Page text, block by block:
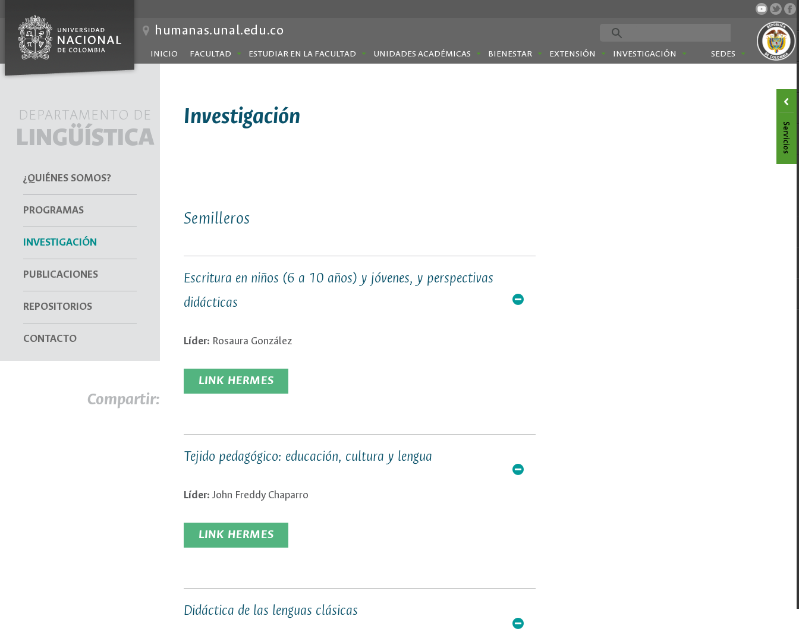
humanas.unal.edu.co
INICIO FACULTAD ESTUDIAR EN LA FACULTAD UNIDADES ACADÉMICAS BIENESTAR EXTENSIÓN INVESTIGACIÓN SEDES
DEPARTAMENTO DE
LINGÜÍSTICA
¿QUIÉNES SOMOS?
PROGRAMAS
INVESTIGACIÓN
PUBLICACIONES
REPOSITORIOS
CONTACTO
Compartir:
Investigación
Semilleros
Escritura en niños (6 a 10 años) y jóvenes, y perspectivas
didácticas
Líder: Rosaura González
LINK HERMES
Tejido pedagógico: educación, cultura y lengua
Líder: John Freddy Chaparro
LINK HERMES
Didáctica de las lenguas clásicas